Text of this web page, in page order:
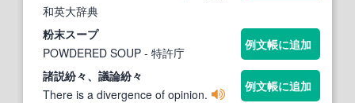
和英大辞典
粉末スープ
POWDERED SOUP - 特許庁
例文帳に追加
諸説紛々、議論紛々
There is a divergence of opinion.
例文帳に追加